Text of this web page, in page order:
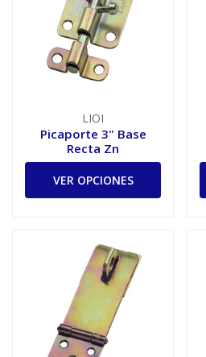
LIOI
Picaporte 3" Base
Recta Zn
VER OPCIONES